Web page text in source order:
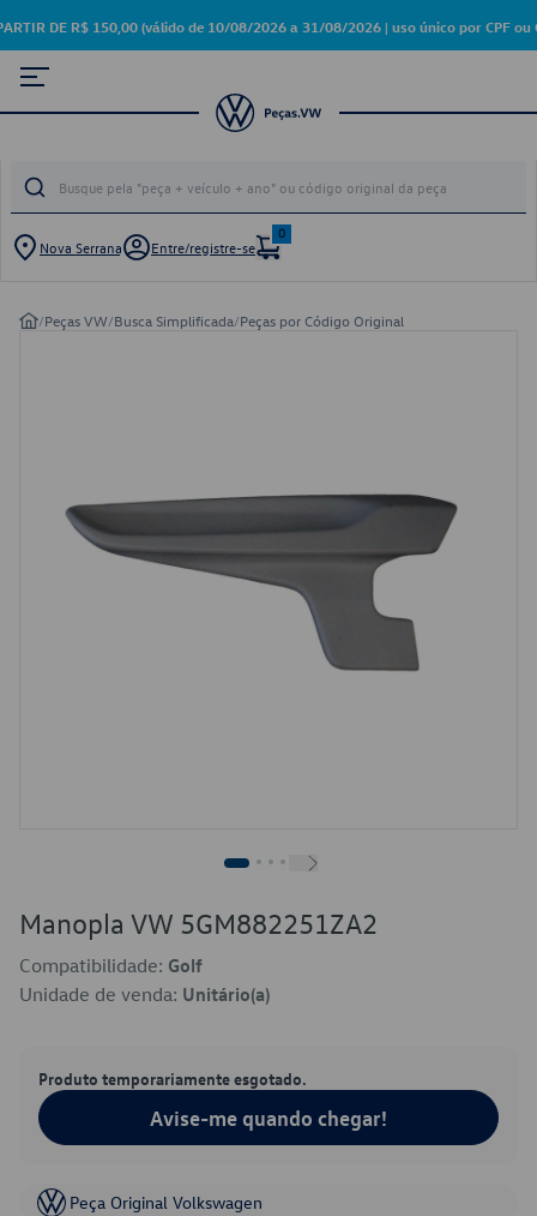
DE R$ 150,00 (válido de 10/08/2026 a 31/08/2026 | uso único por CPF ou
Nova Serrana Entre/registre-se
0
/Peças VW/Busca Simplificada/Peças por Código Original
Manopla VW 5GM882251ZA2
Compatibilidade: Golf
Unidade de venda: Unitário(a)
Produto temporariamente esgotado.
Avise-me quando chegar!
Peça Original Volkswagen